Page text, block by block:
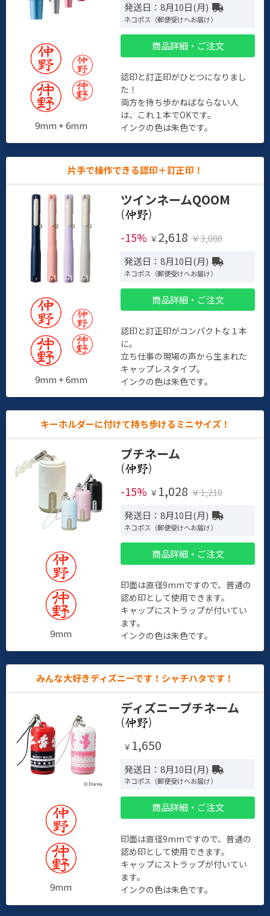
9mm + 6mm
発送日：8月10日(月)
ネコポス（郵便受けへお届け）
商品詳細・ご注文
認印と訂正印がひとつになりまし
た！
両方を持ち歩かねばならない人
は、これ１本でOKです。
インクの色は朱色です。
片手で操作できる認印＋訂正印！
9mm + 6mm
ツインネームQOOM
(
)
-15% ￥ 2,618 ￥3,080
発送日：8月10日(月)
ネコポス（郵便受けへお届け）
商品詳細・ご注文
認印と訂正印がコンパクトな１本
に。
立ち仕事の現場の声から生まれた
キャップレスタイプ。
インクの色は朱色です。
キーホルダーに付けて持ち歩けるミニサイズ！
9mm
プチネーム
(
)
-15% ￥ 1,028 ￥1,210
発送日：8月10日(月)
ネコポス（郵便受けへお届け）
商品詳細・ご注文
印面は直径9mmですので、普通の
認め印として使用できます。
キャップにストラップが付いてい
ます。
インクの色は朱色です。
みんな大好きディズニーです！シャチハタです！
9mm
ディズニープチネーム
( )
￥ 1,650
発送日：8月10日(月)
ネコポス（郵便受けへお届け）
商品詳細・ご注文
印面は直径9mmですので、普通の
認め印として使用できます。
キャップにストラップが付いてい
ます。
インクの色は朱色です。